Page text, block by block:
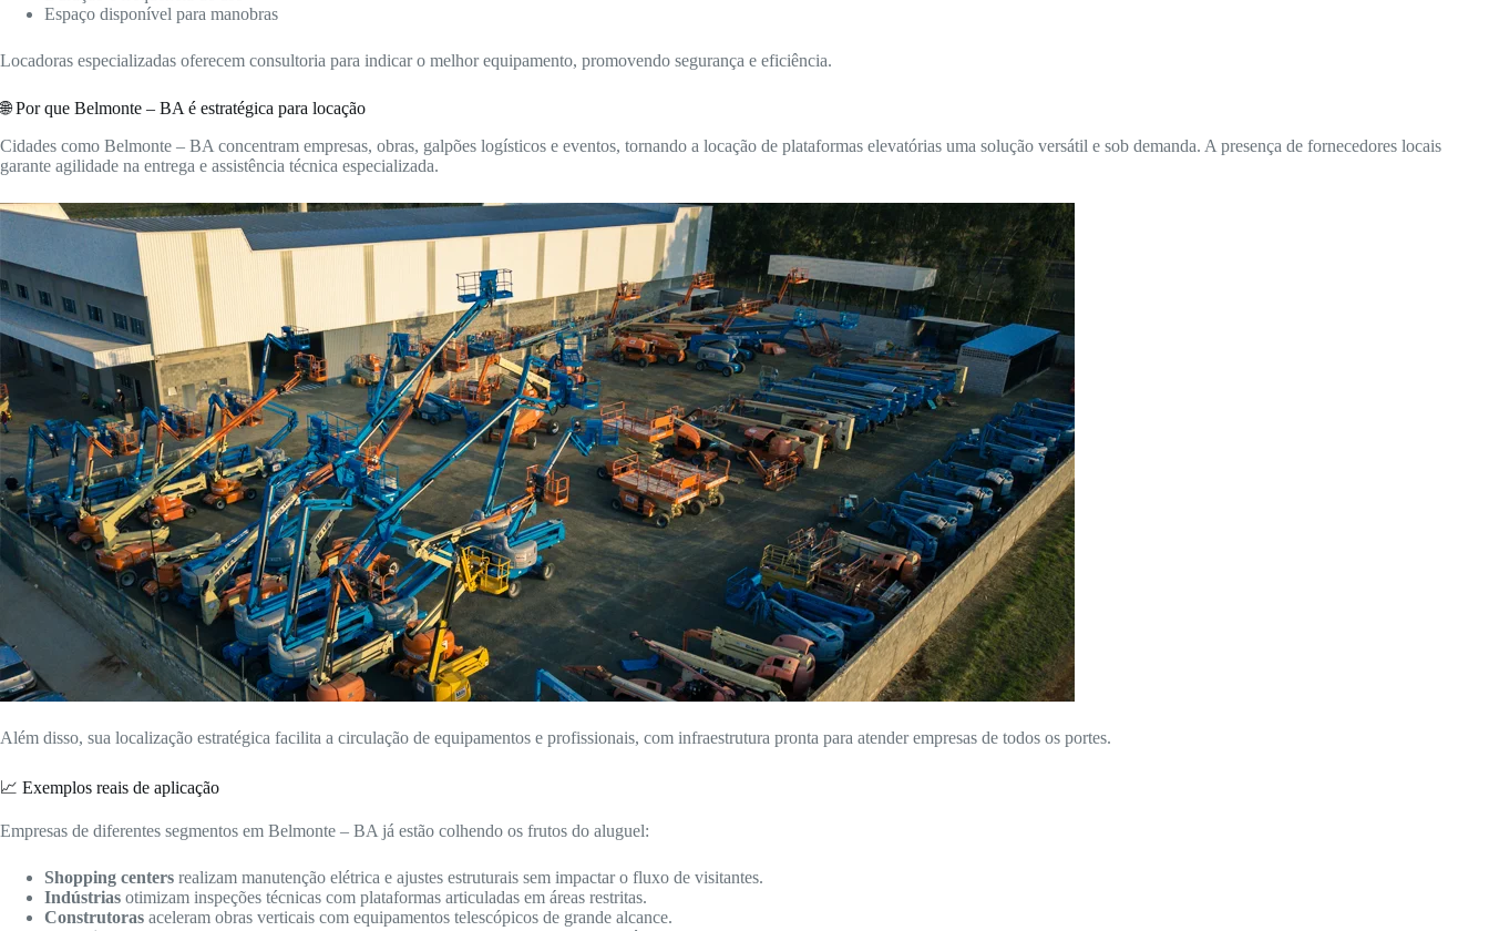
Espaço disponível para manobras
Locadoras especializadas oferecem consultoria para indicar o melhor equipamento, promovendo segurança e eficiência.
🌐 Por que Belmonte – BA é estratégica para locação
Cidades como Belmonte – BA concentram empresas, obras, galpões logísticos e eventos, tornando a locação de plataformas elevatórias uma solução versátil e sob demanda. A presença de fornecedores locais
garante agilidade na entrega e assistência técnica especializada.
Além disso, sua localização estratégica facilita a circulação de equipamentos e profissionais, com infraestrutura pronta para atender empresas de todos os portes.
📈 Exemplos reais de aplicação
Empresas de diferentes segmentos em Belmonte – BA já estão colhendo os frutos do aluguel:
Shopping centers realizam manutenção elétrica e ajustes estruturais sem impactar o fluxo de visitantes.
Indústrias otimizam inspeções técnicas com plataformas articuladas em áreas restritas.
Construtoras aceleram obras verticais com equipamentos telescópicos de grande alcance.